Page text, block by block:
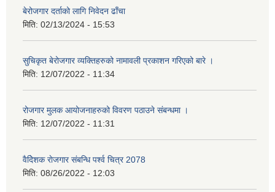
बेरोजगार दर्ताको लागि निवेदन ढाँचा
मिति: 02/13/2024 - 15:53
सुचिकृत बेरोजगार व्यक्तिहरुको नामावली प्रकाशन गरिएको बारे ।
मिति: 12/07/2022 - 11:34
रोजगार मुलक आयोजनाहरुको विवरण पठाउने संबन्धमा ।
मिति: 12/07/2022 - 11:31
वैदेिशक राेजगार संबन्धि पर्श्व चित्र 2078
मिति: 08/26/2022 - 12:03